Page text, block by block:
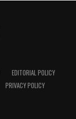
EDITORIAL POLICY
PRIVACY POLICY